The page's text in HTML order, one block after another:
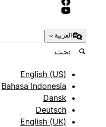
العربية
English (US)
Bahasa Indonesia
Dansk
Deutsch
English (UK)